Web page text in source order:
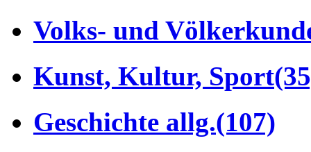
Volks- und
Kunst, Kultur, Sport
Geschichte allg.(107)